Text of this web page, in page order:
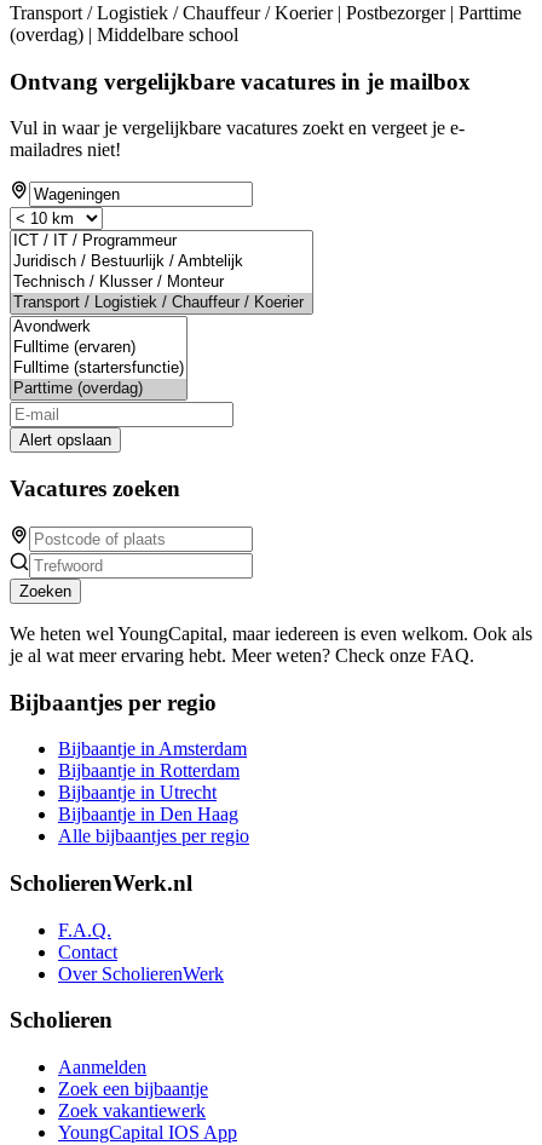
Transport / Logistiek / Chauffeur / Koerier | Postbezorger | Parttime
(overdag) | Middelbare school
Ontvang vergelijkbare vacatures in je mailbox
Vul in waar je vergelijkbare vacatures zoekt en vergeet je e-
mailadres niet!
Alert opslaan
Vacatures zoeken
Zoeken
We heten wel YoungCapital, maar iedereen is even welkom. Ook als
je al wat meer ervaring hebt. Meer weten? Check onze FAQ.
Bijbaantjes per regio
Bijbaantje in Amsterdam
Bijbaantje in Rotterdam
Bijbaantje in Utrecht
Bijbaantje in Den Haag
Alle bijbaantjes per regio
ScholierenWerk.nl
F.A.Q.
Contact
Over ScholierenWerk
Scholieren
Aanmelden
Zoek een bijbaantje
Zoek vakantiewerk
YoungCapital IOS App